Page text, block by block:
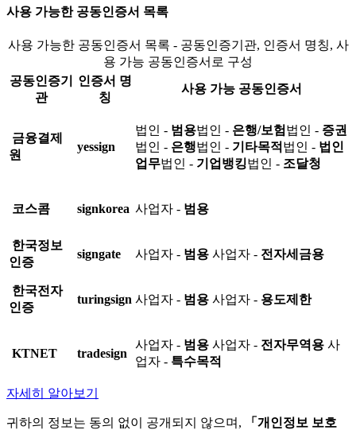
사용 가능한 공동인증서 목록
사용 가능한 공동인증서 목록 - 공동인증기관, 인증서 명칭, 사
용 가능 공동인증서로 구성
공동인증기
관
인증서 명
칭
사용 가능 공동인증서
금융결제
원
yessign
법인 - 범용법인 - 은행/보험 법인 - 증권
법인 - 은행법인 - 기타목적 법인 - 법인
업무법인 - 기업뱅킹법인 - 조달청
코스콤 signkorea 사업자 - 범용
한국정보
인증
signgate 사업자 - 범용 사업자 - 전자세금용
한국전자
인증
turingsign 사업자 - 범용 사업자 - 용도제한
KTNET tradesign
사업자 - 범용 사업자 - 전자무역용 사
업자 - 특수목적
자세히 알아보기
귀하의 정보는 동의 없이 공개되지 않으며,
「개인정보 보호